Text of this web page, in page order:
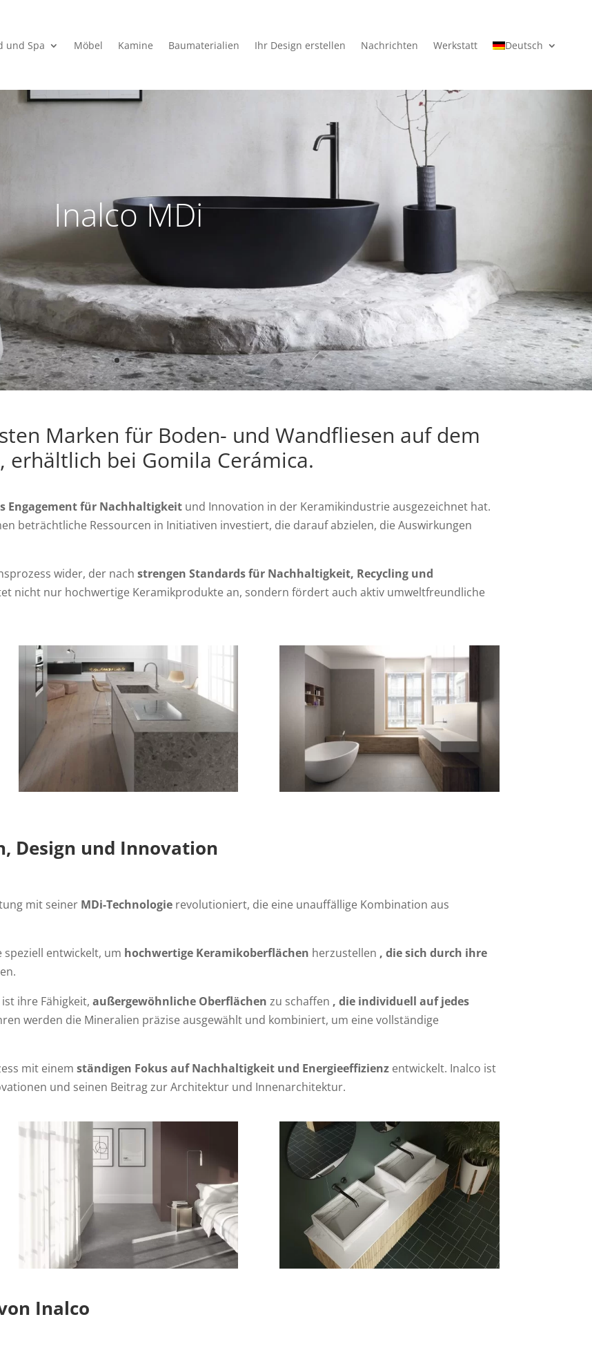
und Spa Möbel Kamine Baumaterialien Ihr Design erstellen Nachrichten Werkstatt Deutsch
Inalco MDi
Marken für Boden- und Wandfliesen auf dem
erhältlich bei Gomila Cerámica.
Engagement für Nachhaltigkeit und Innovation in der Keramikindustrie ausgezeichnet hat.
beträchtliche Ressourcen in Initiativen investiert, die darauf abzielen, die Auswirkungen
wider, der nachstrengen Standards für Nachhaltigkeit, Recycling und
nicht nur hochwertige Keramikprodukte an, sondern fördert auch aktiv umweltfreundliche
Design und Innovation
mit seiner MDi-Technologie revolutioniert, die eine unauffällige Kombination aus
entwickelt, um hochwertige Keramikoberflächen herzustellen , die sich durch ihre
ihre Fähigkeit,außergewöhnliche Oberflächen zu schaffen , die individuell auf jedes
werden die Mineralien präzise ausgewählt und kombiniert, um eine vollständige
mit einemständigen Fokus auf Nachhaltigkeit und Energieeffizienz entwickelt. Inalco ist
und seinen Beitrag zur Architektur und Innenarchitektur.
Inalco